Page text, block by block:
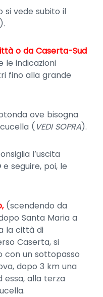
si vede subito il
o da Caserta-Sud
le indicazioni
fino alla grande
ove bisogna
( VEDI SOPRA).
l’uscita
e seguire, poi, le
(scendendo da
Santa Maria a
la città di
Caserta, si
con un sottopasso
dopo 3 km una
essa, alla terza